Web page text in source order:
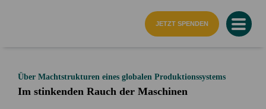
JETZT SPENDEN
Über Machtstrukturen eines globalen Produktionssystems
Im stinkenden Rauch der Maschinen